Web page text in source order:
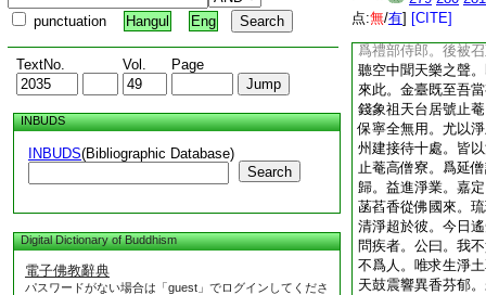
punctuation Hangul Eng
TextNo. Vol. Page
INBUDS
INBUDS(Bibliographic Database)
Search
Digital Dictionary of Buddhism
電子佛教辭典
パスワードがない場合は「guest」でログインしてくださ
点:無/有] [CITE]
信叟歸去來。三界
有蓮胎。歸去來。
爲禮部侍郎。後被
聽空中聞天樂之聲
來此。金臺既至吾
錢象祖天台居號止
保寧全無用。尤以
州建接待十處。皆
止菴高僧寮。爲延
歸。益進淨業。嘉
菡萏香從佛國來。
清淨超於彼。今日
問疾者。公曰。我
不爲人。唯求生淨
天鼓震響異香芬郁